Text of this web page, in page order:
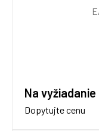
Na vyžiadanie
Dopytujte cenu